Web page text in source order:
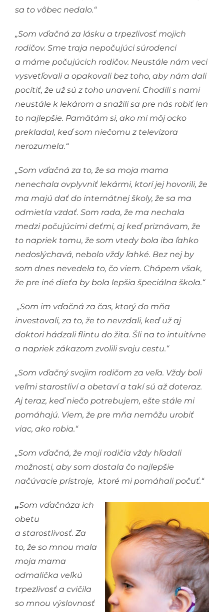
sa to vôbec nedalo.“
„Som vďačná za lásku a trpezlivosť mojich
rodičov. Sme traja nepočujúci súrodenci
a máme počujúcich rodičov. Neustále nám veci
vysvetľovali a opakovali bez toho, aby nám dali
pocítiť, že už sú z toho unavení. Chodili s nami
neustále k lekárom a snažili sa pre nás robiť len
to najlepšie. Pamätám si, ako mi môj ocko
prekladal, keď som niečomu z televízora
nerozumela.“
„Som vďačná za to, že sa moja mama
nenechala ovplyvniť lekármi, ktorí jej hovorili, že
ma majú dať do internátnej školy, že sa ma
odmietla vzdať. Som rada, že ma nechala
medzi počujúcimi deťmi, aj keď priznávam, že
to napriek tomu, že som vtedy bola iba ľahko
nedoslýchavá, nebolo vždy ľahké. Bez nej by
som dnes nevedela to, čo viem. Chápem však,
že pre iné dieťa by bola lepšia špeciálna škola.“
„Som im vďačná za čas, ktorý do mňa
investovali, za to, že to nevzdali, keď už aj
doktori hádzali flintu do žita. Šli na to intuitívne
a napriek zákazom zvolili svoju cestu.“
„Som vďačný svojim rodičom za veľa. Vždy boli
veľmi starostliví a obetaví a takí sú až doteraz.
Aj teraz, keď niečo potrebujem, ešte stále mi
pomáhajú. Viem, že pre mňa nemôžu urobiť
viac, ako robia.“
„Som vďačná, že moji rodičia vždy hľadali
možnosti, aby som dostala čo najlepšie
načúvacie prístroje, ktoré mi pomáhali počuť.“
„Som vďačnáza ich
obetu
a starostlivosť. Za
to, že so mnou mala
moja mama
odmalička veľkú
trpezlivosť a cvičila
so mnou výslovnosť